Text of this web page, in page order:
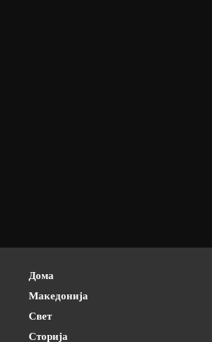
Дома
Македонија
Свет
Сторија